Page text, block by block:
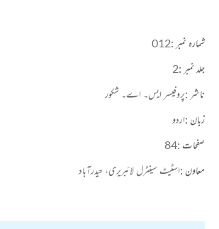
شمارہ نمبر :012
جلد نمبر :2
ناشر :پروفیسر ایس۔ اے۔ شکور
زبان :اردو
صفحات :84
معاون :اسٹیٹ سینٹرل لائبریری، حیدرآباد